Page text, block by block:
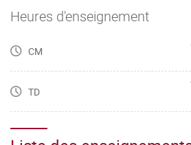
Heures d'enseignement
CM
TD